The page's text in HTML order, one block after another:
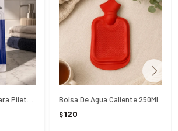
Bolsa De Agua Caliente 250Ml
$120